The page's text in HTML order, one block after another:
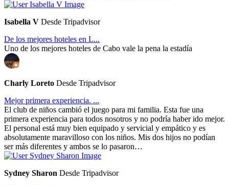
Isabella V Desde Tripadvisor
De los mejores hoteles en L...
Uno de los mejores hoteles de Cabo vale la pena la estadía
Charly Loreto Desde Tripadvisor
Mejor primera experiencia. ...
El club de niños cambió el juego para mi familia. Esta fue una
primera experiencia para todos nosotros y no podría haber ido mejor.
El personal está muy bien equipado y servicial y empático y es
absolutamente maravilloso con los niños. Mis dos hijos no podían
ser más diferentes y ambos se lo pasaron…
Sydney Sharon Desde Tripadvisor